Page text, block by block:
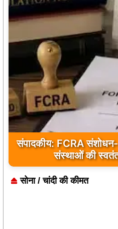
बांकीपुर में PK की बड़ी
की
सोना / चांदी की कीमत